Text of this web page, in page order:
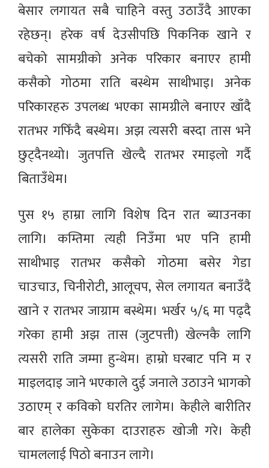
बेसार लगायत सबै चाहिने वस्तु उठाउँदै आएका
रहेछन्। हरेक वर्ष देउसीपछि पिकनिक खाने र
बचेको सामग्रीको अनेक परिकार बनाएर हामी
कसैको गोठमा राति बस्थेम साथीभाइ। अनेक
परिकारहरु उपलब्ध भएका सामग्रीले बनाएर खाँदै
रातभर गफिँदै बस्थेम। अझ त्यसरी बस्दा तास भने
छुट्दैनथ्यो। जुतपत्ति खेल्दै रातभर रमाइलो गर्दै
बिताउँथेम।
पुस १५ हाम्रा लागि विशेष दिन रात ब्याउनका
लागि। कम्तिमा त्यही निउँमा भए पनि हामी
साथीभाइ रातभर कसैको गोठमा बसेर गेडा
चाउचाउ, चिनीरोटी, आलूचप, सेल लगायत बनाउँदै
खाने र रातभर जाग्राम बस्थेम। भर्खर ५/६ मा पढ्दै
गरेका हामी अझ तास (जुटपत्ती) खेल्नकै लागि
त्यसरी राति जम्मा हुन्थेम। हाम्रो घरबाट पनि म र
माइलदाइ जाने भएकाले दुई जनाले उठाउने भागको
उठाएम् र कविको घरतिर लागेम। केहीले बारीतिर
बार हालेका सुकेका दाउराहरु खोजी गरे। केही
चामललाई पिठो बनाउन लागे।